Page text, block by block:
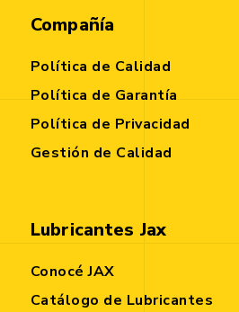
Compañía
Política de Calidad
Política de Garantía
Política de Privacidad
Gestión de Calidad
Lubricantes Jax
Conocé JAX
Catálogo de Lubricantes